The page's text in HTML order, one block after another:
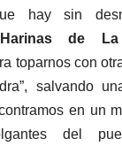
hay sin
de La
toparnos con
salvando
en un
del